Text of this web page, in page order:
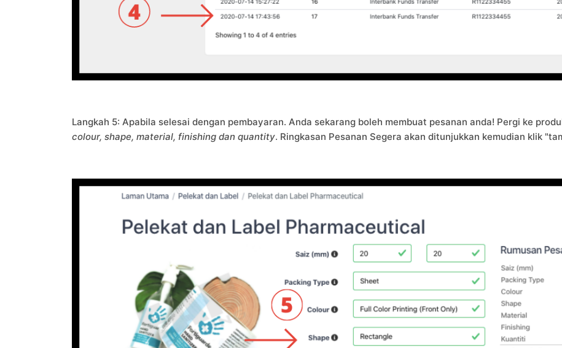
Langkah 5: Apabila selesai dengan pembayaran. Anda sekarang boleh membuat pesanan anda! Pergi ke
colour, shape, material, finishing dan quantity. Ringkasan Pesanan Segera akan ditunjukkan kemudian klik